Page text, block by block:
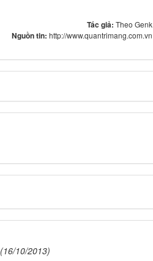
Tác giả:Theo Genk
Nguồn tin:http://www.quantrimang.com.vn
(16/10/2013)